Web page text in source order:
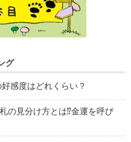
グ
感度はどれくらい？
の見分け方とは⁉金運を呼び